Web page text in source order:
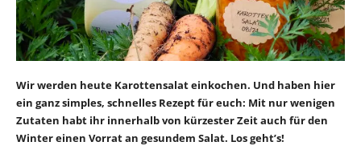
Wir werden heute Karottensalat einkochen. Und haben hier
ein ganz simples, schnelles Rezept für euch: Mit nur wenigen
Zutaten habt ihr innerhalb von kürzester Zeit auch für den
Winter einen Vorrat an gesundem Salat. Los geht’s!